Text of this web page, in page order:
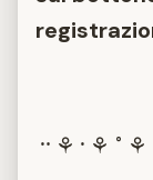
᠃ ⚘ ᠂ ⚘ ˚ ⚘